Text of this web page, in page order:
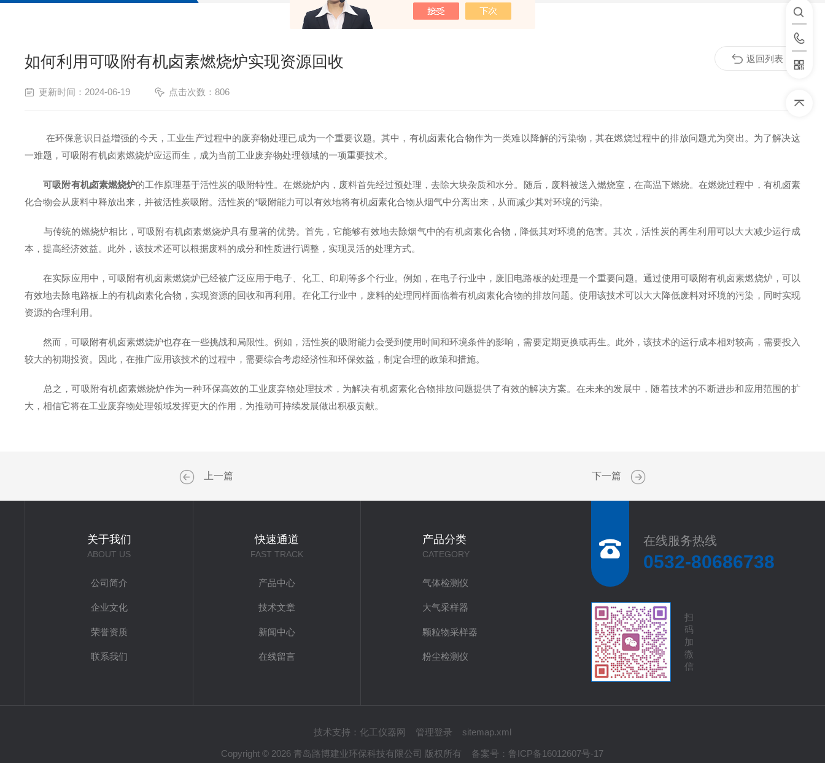
如何利用可吸附有机卤素燃烧炉实现资源回收
更新时间：2024-06-19 点击次数：806
在环保意识日益增强的今天，工业生产过程中的废弃物处理已成为一个重要议题。其中，有机卤素化合物作为一类难以降解的污染物，其在燃烧过程中的排放问题尤为突出。为了解决这
一难题，可吸附有机卤素燃烧炉应运而生，成为当前工业废弃物处理领域的一项重要技术。
可吸附有机卤素燃烧炉的工作原理基于活性炭的吸附特性。在燃烧炉内，废料首先经过预处理，去除大块杂质和水分。随后，废料被送入燃烧室，在高温下燃烧。在燃烧过程中，有机卤素
化合物会从废料中释放出来，并被活性炭吸附。活性炭的*吸附能力可以有效地将有机卤素化合物从烟气中分离出来，从而减少其对环境的污染。
与传统的燃烧炉相比，可吸附有机卤素燃烧炉具有显著的优势。首先，它能够有效地去除烟气中的有机卤素化合物，降低其对环境的危害。其次，活性炭的再生利用可以大大减少运行成
本，提高经济效益。此外，该技术还可以根据废料的成分和性质进行调整，实现灵活的处理方式。
在实际应用中，可吸附有机卤素燃烧炉已经被广泛应用于电子、化工、印刷等多个行业。例如，在电子行业中，废旧电路板的处理是一个重要问题。通过使用可吸附有机卤素燃烧炉，可以
有效地去除电路板上的有机卤素化合物，实现资源的回收和再利用。在化工行业中，废料的处理同样面临着有机卤素化合物的排放问题。使用该技术可以大大降低废料对环境的污染，同时实现
资源的合理利用。
然而，可吸附有机卤素燃烧炉也存在一些挑战和局限性。例如，活性炭的吸附能力会受到使用时间和环境条件的影响，需要定期更换或再生。此外，该技术的运行成本相对较高，需要投入
较大的初期投资。因此，在推广应用该技术的过程中，需要综合考虑经济性和环保效益，制定合理的政策和措施。
总之，可吸附有机卤素燃烧炉作为一种环保高效的工业废弃物处理技术，为解决有机卤素化合物排放问题提供了有效的解决方案。在未来的发展中，随着技术的不断进步和应用范围的扩
大，相信它将在工业废弃物处理领域发挥更大的作用，为推动可持续发展做出积极贡献。
返回列表
上一篇 下一篇
关于我们
ABOUT US
公司简介
企业文化
荣誉资质
联系我们
快速通道
FAST TRACK
产品中心
技术文章
新闻中心
在线留言
产品分类
CATEGORY
气体检测仪
大气采样器
颗粒物采样器
粉尘检测仪
在线服务热线
0532-80686738
扫
码
加
微
信
技术支持： 化工仪器网 管理登录 sitemap.xml
Copyright © 2026 青岛路博建业环保科技有限公司 版权所有 备案号：鲁ICP备16012607号-17